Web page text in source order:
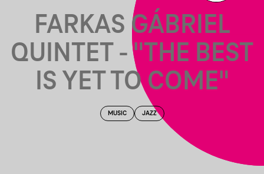
FARKAS GÁBRIEL
QUINTET - "THE BEST
IS YET TO COME"
MUSIC JAZZ